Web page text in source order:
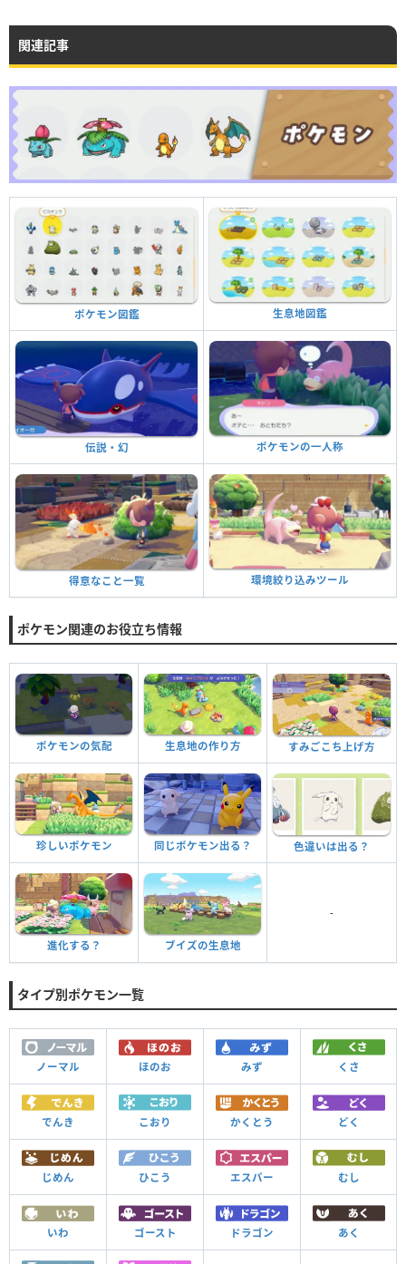
関連記事
ポケモン図鑑 生息地図鑑
伝説・幻 ポケモンの一人称
得意なこと一覧 環境絞り込みツール
ポケモン関連のお役立ち情報
ポケモンの気配 生息地の作り方 すみごこち上げ方
珍しいポケモン 同じポケモン出る？ 色違いは出る？
進化する？ ブイズの生息地
-
タイプ別ポケモン一覧
ノーマル ほのお みず くさ
でんき こおり かくとう どく
じめん ひこう エスパー むし
いわ ゴースト ドラゴン あく